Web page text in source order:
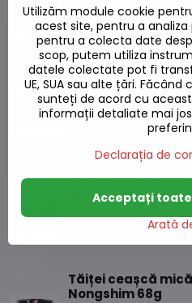
Pe stoc
8,33 L
PakuPaku 140g
Pe stoc
Chachajang
Tăiței ceașcă
Nongshim 68g
Utilizăm module cookie
acest site, pentru a
pentru a colecta date
scop, putem utiliza
datele colectate pot fi
UE, SUA sau alte țări.
sunteți de acord cu
informații detaliate mai
Declarația de
Arată
Acceptați